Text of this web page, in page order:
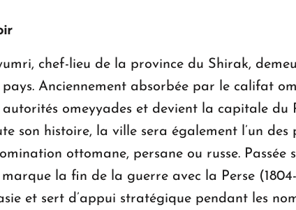
chef-lieu de la province du Shirak,
Anciennement absorbée par le califat
omeyyades et devient la capitale du
son histoire, la ville sera également l’un
ottomane, persane ou russe. Passée
la fin de la guerre avec la Perse (1804-
et sert d’appui stratégique pendant les